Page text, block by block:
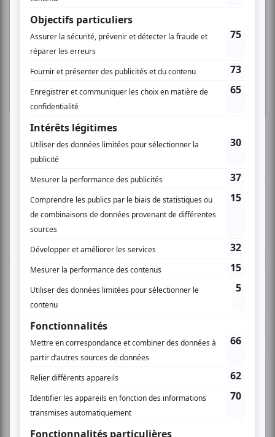
AUCUN COMMENTAIRE
Vous devez être connecté pour
donner un avis.
TOUTES LES OFFRES